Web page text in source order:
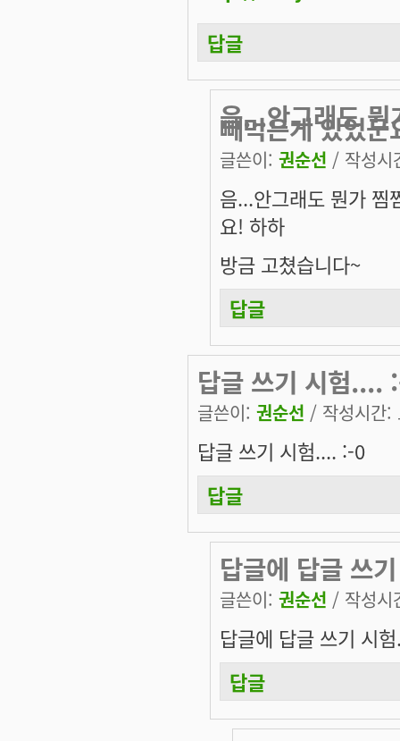
답글
음...안그래도 뭔
빼먹은게 있었군
글쓴이: 권순선 / 작성
음...안그래도 뭔가 찜
요! 하하
방금 고쳤습니다~
답글
답글 쓰기 시험....
글쓴이: 권순선 / 작성시간
답글 쓰기 시험.... :-0
답글
답글에 답글 쓰
글쓴이: 권순선 / 작성
답글에 답글 쓰기 시
답글